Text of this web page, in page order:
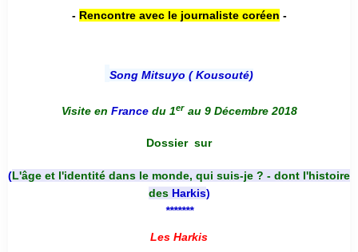
- Rencontre avec le journaliste coréen -
Song Mitsuyo ( Kousouté)
Visite en France du 1er au 9 Décembre 2018
Dossier sur
(L'âge et l'identité dans le monde, qui suis-je ? - dont l'histoire
des Harkis)
*******
Les Harkis